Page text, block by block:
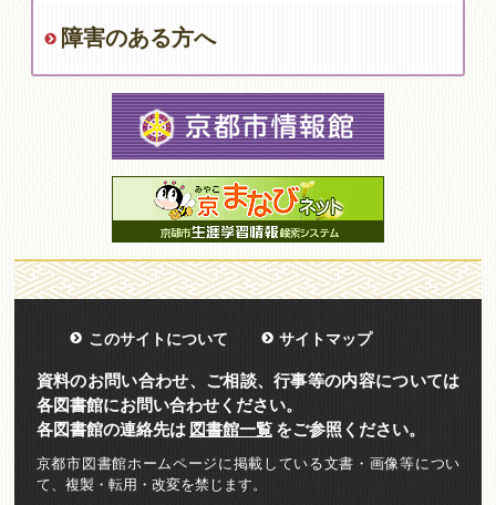
障害のある方へ
このサイトについて サイトマップ
資料のお問い合わせ、ご相談、行事等の内容については
各図書館にお問い合わせください。
各図書館の連絡先は 図書館一覧をご参照ください。
京都市図書館ホームページに掲載している文書・画像等につい
て、複製・転用・改変を禁じます。